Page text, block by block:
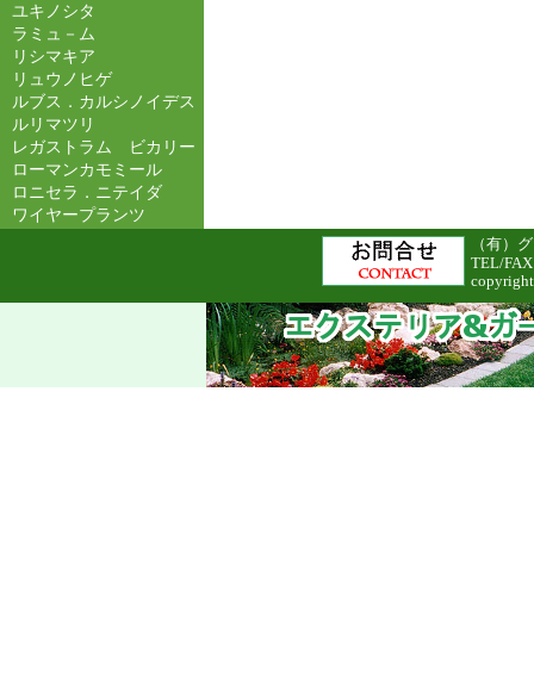
ユキノシタ
ラミュ－ム
リシマキア
リュウノヒゲ
ルブス．カルシノイデス
ルリマツリ
レガストラム ビカリー
ローマンカモミール
ロニセラ．ニテイダ
ワイヤープランツ
（有）
TEL/
copyright